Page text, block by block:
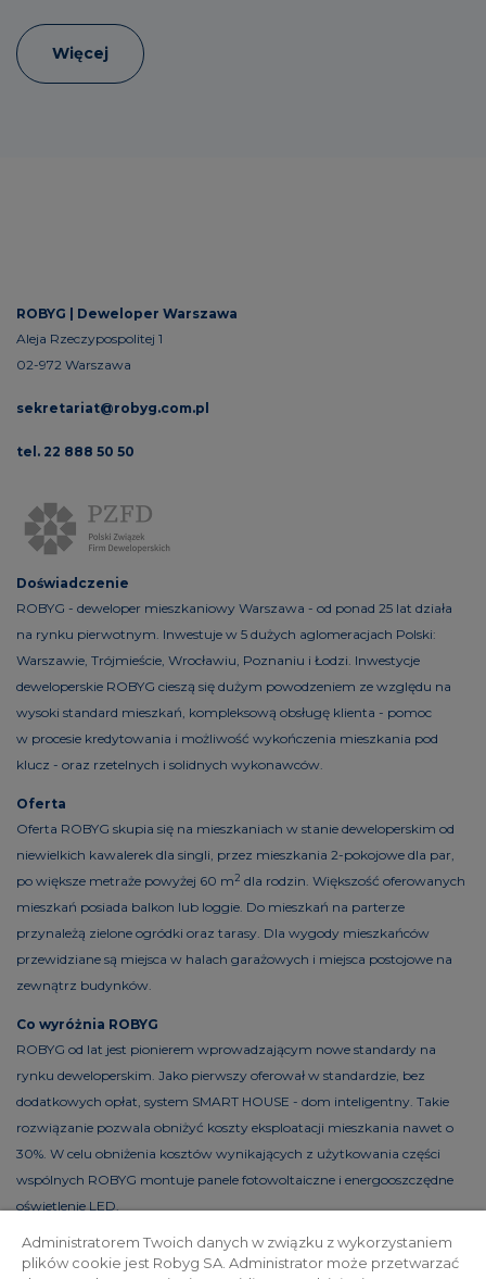
Więcej
ROBYG | Deweloper Warszawa
Aleja Rzeczypospolitej 1
02-972 Warszawa
sekretariat@robyg.com.pl
tel. 22 888 50 50
Doświadczenie
ROBYG - deweloper mieszkaniowy Warszawa - od ponad 25 lat działa
na rynku pierwotnym. Inwestuje w 5 dużych aglomeracjach Polski:
Warszawie, Trójmieście, Wrocławiu, Poznaniu i Łodzi. Inwestycje
deweloperskie ROBYG cieszą się dużym powodzeniem ze względu na
wysoki standard mieszkań, kompleksową obsługę klienta - pomoc
w procesie kredytowania i możliwość wykończenia mieszkania pod
klucz - oraz rzetelnych i solidnych wykonawców.
Oferta
Oferta ROBYG skupia się na mieszkaniach w stanie deweloperskim od
niewielkich kawalerek dla singli, przez mieszkania 2-pokojowe dla par,
po większe metraże powyżej 60 m2 dla rodzin. Większość oferowanych
mieszkań posiada balkon lub loggie. Do mieszkań na parterze
przynależą zielone ogródki oraz tarasy. Dla wygody mieszkańców
przewidziane są miejsca w halach garażowych i miejsca postojowe na
zewnątrz budynków.
Co wyróżnia ROBYG
ROBYG od lat jest pionierem wprowadzającym nowe standardy na
rynku deweloperskim. Jako pierwszy oferował w standardzie, bez
dodatkowych opłat, system SMART HOUSE - dom inteligentny. Takie
rozwiązanie pozwala obniżyć koszty eksploatacji mieszkania nawet o
30%. W celu obniżenia kosztów wynikających z użytkowania części
wspólnych ROBYG montuje panele fotowoltaiczne i energooszczędne
oświetlenie LED.
Administratorem Twoich danych w związku z wykorzystaniem
plików cookie jest Robyg SA. Administrator może przetwarzać